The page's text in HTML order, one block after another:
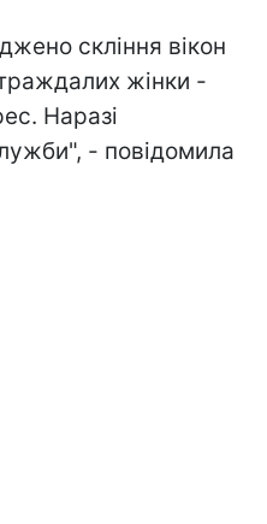
скління вікон
жінки -
Наразі
- повідомила